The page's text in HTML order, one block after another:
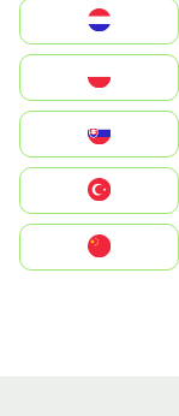
United States
中國香港特別行政區